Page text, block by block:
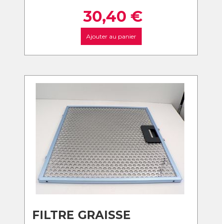
30,40 €
Ajouter au panier
FILTRE GRAISSE